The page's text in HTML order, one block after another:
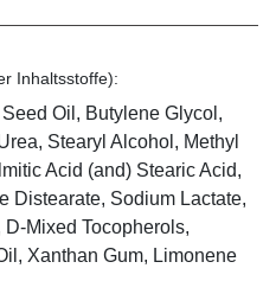
Inhaltsstoffe):
Oil, Butylene Glycol,
Stearyl Alcohol, Methyl
Acid (and) Stearic Acid,
Distearate, Sodium Lactate,
Mixed Tocopherols,
Xanthan Gum, Limonene